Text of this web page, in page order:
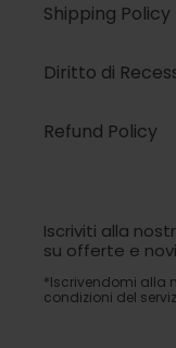
Shipping Policy
Diritto di
Refund Policy
Iscriviti alla
su offerte e
*Iscrivendomi alla
condizioni del